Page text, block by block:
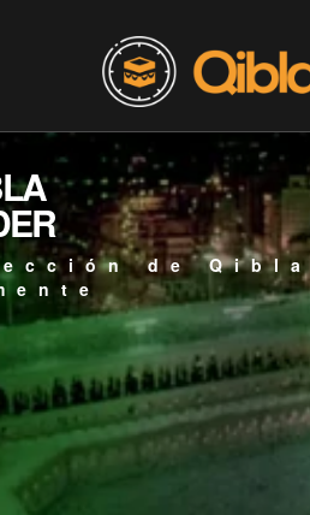
de Qibla